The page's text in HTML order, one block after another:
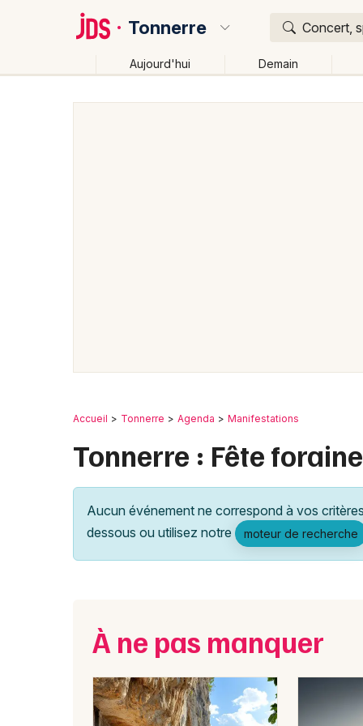
Tonnerre Concert,
Aujourd'hui Demain
Accueil Tonnerre Agenda Manifestations
Tonnerre : Fête foraine
Aucun événement ne correspond à vos
dessous ou utilisez notre
moteur de recherche
À ne pas manquer